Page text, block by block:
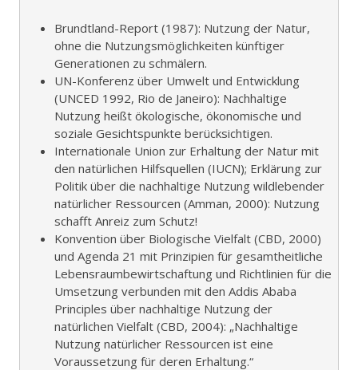
Brundtland-Report (1987): Nutzung der Natur,
ohne die Nutzungsmöglichkeiten künftiger
Generationen zu schmälern.
UN-Konferenz über Umwelt und Entwicklung
(UNCED 1992, Rio de Janeiro): Nachhaltige
Nutzung heißt ökologische, ökonomische und
soziale Gesichtspunkte berücksichtigen.
Internationale Union zur Erhaltung der Natur mit
den natürlichen Hilfsquellen (IUCN); Erklärung zur
Politik über die nachhaltige Nutzung wildlebender
natürlicher Ressourcen (Amman, 2000): Nutzung
schafft Anreiz zum Schutz!
Konvention über Biologische Vielfalt (CBD, 2000)
und Agenda 21 mit Prinzipien für gesamtheitliche
Lebensraumbewirtschaftung und Richtlinien für die
Umsetzung verbunden mit den Addis Ababa
Principles über nachhaltige Nutzung der
natürlichen Vielfalt (CBD, 2004): „Nachhaltige
Nutzung natürlicher Ressourcen ist eine
Voraussetzung für deren Erhaltung.“